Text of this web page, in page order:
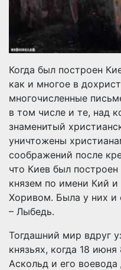
Когда был построен
как и многое в
многочисленные
в том числе и те, над
знаменитый
уничтожены
соображений после
что Киев был построен
князем по имени Кий
Хоривом. Была у них и
– Лыбедь.
Тогдашний мир вдруг
князьях, когда 18
Аскольд и его